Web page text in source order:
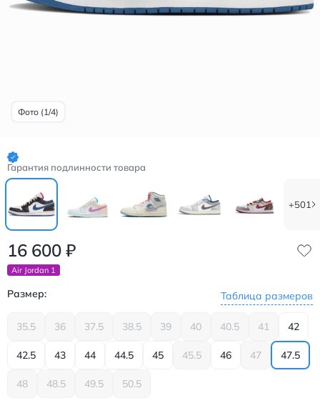
Фото (1/4)
Гарантия подлинности товара
+501
16 600 ₽
Air Jordan 1
Размер: Таблица размеров
35.5 36 37.5 38.5 39 40 40.5 41 42
42.5 43 44 44.5 45 45.5 46 47 47.5
48 48.5 49.5 50.5